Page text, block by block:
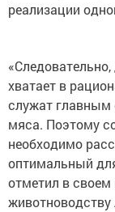
реализации
хватает в
служат главным
мяса. Поэтому
необходимо
оптимальный
отметил в своем
животноводству